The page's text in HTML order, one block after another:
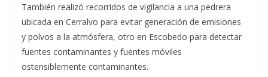
También realizó recorridos de vigilancia a una pedrera
ubicada en Cerralvo para evitar generación de emisiones
y polvos a la atmósfera, otro en Escobedo para detectar
fuentes contaminantes y fuentes móviles
ostensiblemente contaminantes.